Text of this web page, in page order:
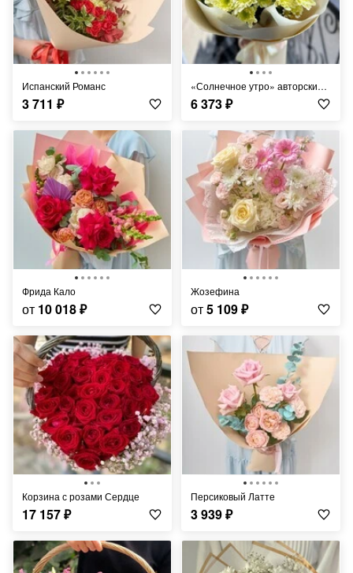
Испанский Романс
3 711 ₽
«Солнечное утро» авторский букет
6 373₽
Фрида Кало
от 10 018₽
Жозефина
от5 109₽
Корзина с розами Сердце
17 157₽
Персиковый Латте
3 939₽